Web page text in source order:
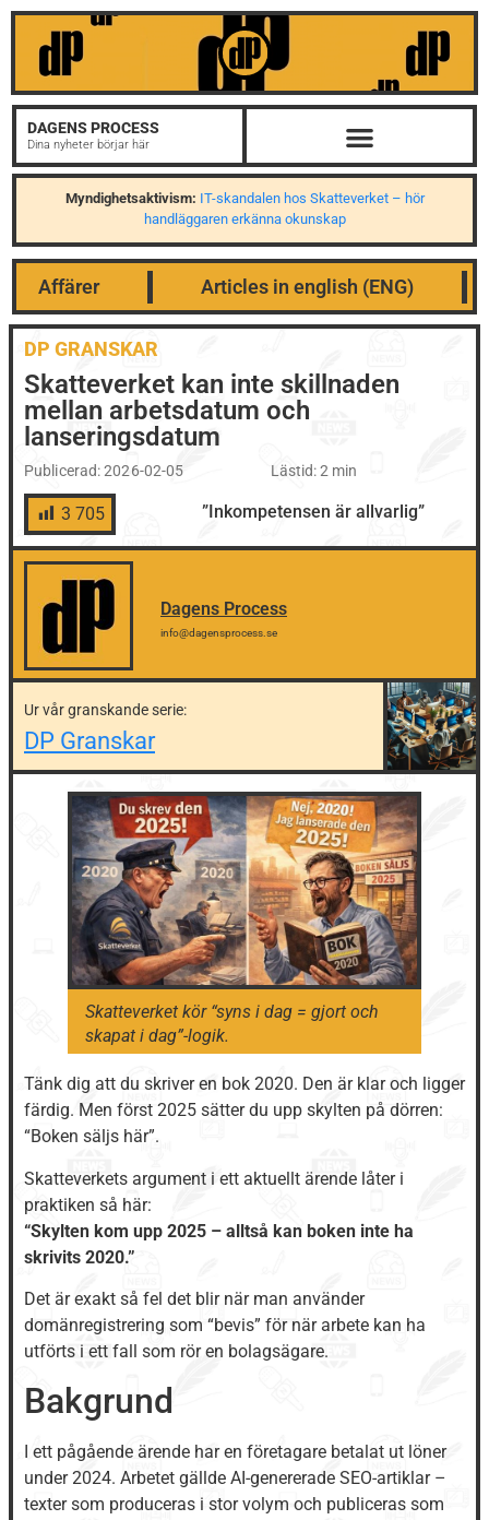
DAGENS PROCESS
Dina nyheter börjar här
Myndighetsaktivism: IT-skandalen hos Skatteverket – hör
handläggaren erkänna okunskap
Affärer Articles in english (ENG)
DP GRANSKAR
Skatteverket kan inte skillnaden
mellan arbetsdatum och
lanseringsdatum
Publicerad: 2026-02-05 Lästid: 2 min
3 705 ”Inkompetensen är allvarlig”
Dagens Process
info@dagensprocess.se
Ur vår granskande serie:
DP Granskar
Skatteverket kör “syns i dag = gjort och
skapat i dag”-logik.
Tänk dig att du skriver en bok 2020. Den är klar och ligger
färdig. Men först 2025 sätter du upp skylten på dörren:
“Boken säljs här”.
Skatteverkets argument i ett aktuellt ärende låter i
praktiken så här:
“Skylten kom upp 2025 – alltså kan boken inte ha
skrivits 2020.”
Det är exakt så fel det blir när man använder
domänregistrering som “bevis” för när arbete kan ha
utförts i ett fall som rör en bolagsägare.
Bakgrund
I ett pågående ärende har en företagare betalat ut löner
under 2024. Arbetet gällde AI-genererade SEO-artiklar –
texter som produceras i stor volym och publiceras som